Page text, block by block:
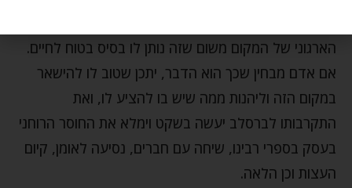
הארגוני של המקום משום שזה נותן לו בסיס בטוח לחיים.
אם אדם מבחין שכך הוא הדבר, יתכן שטוב לו להישאר
במקום הזה וליהנות ממה שיש בו להציע לו, ואת
התקרבותו לברסלב יעשה בשקט וימלא את החוסר הרוחני
בעסק בספרי רבינו, שיחה עם חברים, נסיעה לאומן, קיום
העצות וכן הלאה.